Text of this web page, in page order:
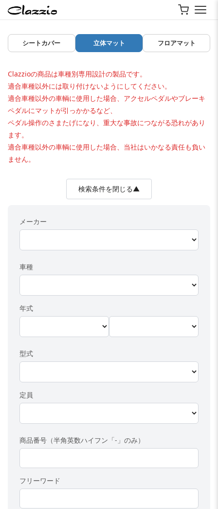
シートカバー 立体マット フロアマット
Clazzioの商品は車種別専用設計の製品です。
適合車種以外には取り付けないようにしてください。
適合車種以外の車輌に使用した場合、アクセルペダルやブレーキ
ペダルにマットが引っかかるなど、
ペダル操作のさまたげになり、重大な事故につながる恐れがあり
ます。
適合車種以外の車輌に使用した場合、当社はいかなる責任も負い
ません。
検索条件を閉じる▲
メーカー
車種
年式
型式
定員
商品番号（半角英数ハイフン「-」のみ）
フリーワード